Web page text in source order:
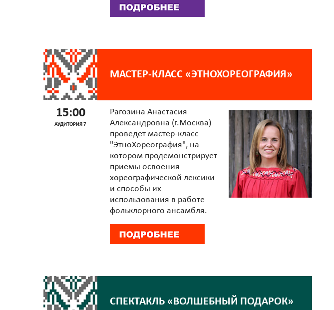
МАСТЕР-КЛАСС «ЭТНОХОРЕОГРАФИЯ»
15:00
АУДИТОРИЯ 7
Рагозина Анастасия
Александровна (г.Москва)
проведет мастер-класс
"ЭтноХореография", на
котором продемонстрирует
приемы освоения
хореографической лексики
и способы их
использования в работе
фольклорного ансамбля.
СПЕКТАКЛЬ «ВОЛШЕБНЫЙ ПОДАРОК»